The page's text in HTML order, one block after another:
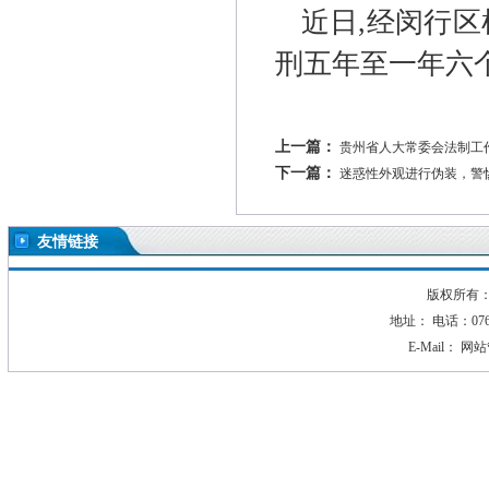
近日,经闵行
刑五年至一年六
上一篇： 贵州省人大常委会法制工
下一篇： 迷惑性外观进行伪装，警
友情链接
版权所有
地址： 电话：
E-Mail：
网